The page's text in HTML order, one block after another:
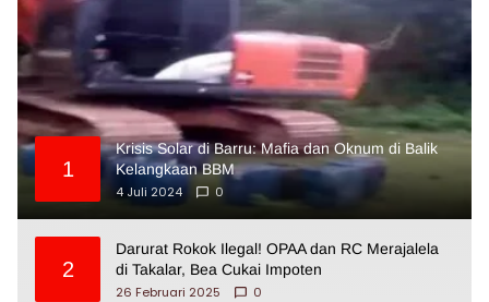
1
Krisis Solar di Barru: Mafia dan Oknum di Balik
Kelangkaan BBM
4 Juli 2024
0
2
Darurat Rokok Ilegal! OPAA dan RC Merajalela
di Takalar, Bea Cukai Impoten
26 Februari 2025
0